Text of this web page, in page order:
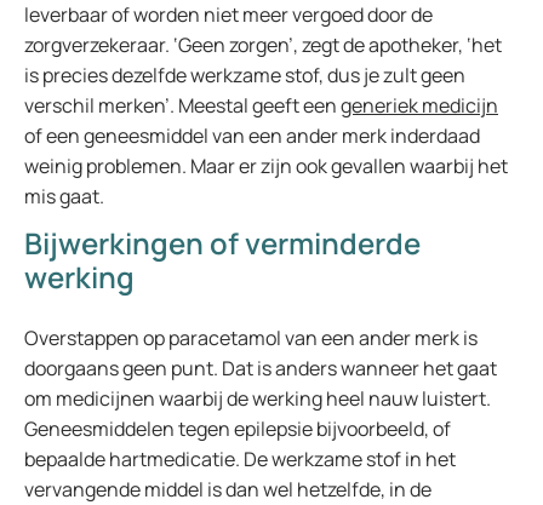
leverbaar of worden niet meer vergoed door de
zorgverzekeraar. ‘Geen zorgen’, zegt de apotheker, ‘het
is precies dezelfde werkzame stof, dus je zult geen
verschil merken’. Meestal geeft eengeneriek medicijn
of een geneesmiddel van een ander merk inderdaad
weinig problemen. Maar er zijn ook gevallen waarbij het
mis gaat.
Bijwerkingen of verminderde
werking
Overstappen op paracetamol van een ander merk is
doorgaans geen punt. Dat is anders wanneer het gaat
om medicijnen waarbij de werking heel nauw luistert.
Geneesmiddelen tegen epilepsie bijvoorbeeld, of
bepaalde hartmedicatie. De werkzame stof in het
vervangende middel is dan wel hetzelfde, in de